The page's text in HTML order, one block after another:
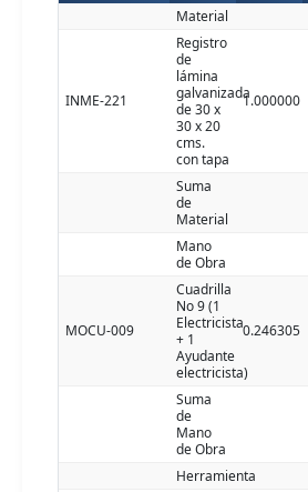
Material
INME-221
Registro
de
lámina
galvanizada
de 30 x
30 x 20
cms.
con tapa
1.000000
Suma
de
Material
Mano
de Obra
MOCU-009
Cuadrilla
No 9 (1
Electricista
+ 1
Ayudante
electricista)
0.246305
Suma
de
Mano
de Obra
Herramienta